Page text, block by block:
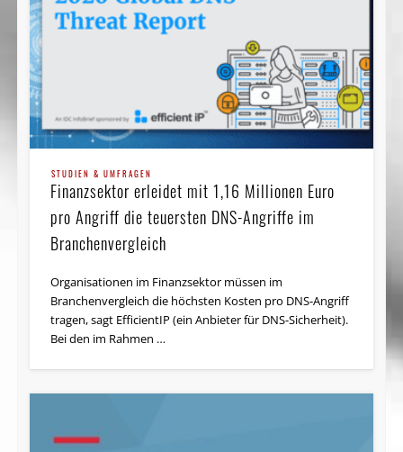
STUDIEN & UMFRAGEN
Finanzsektor erleidet mit 1,16 Millionen Euro
pro Angriff die teuersten DNS-Angriffe im
Branchenvergleich
Organisationen im Finanzsektor müssen im
Branchenvergleich die höchsten Kosten pro DNS-Angriff
tragen, sagt EfficientIP (ein Anbieter für DNS-Sicherheit).
Bei den im Rahmen …